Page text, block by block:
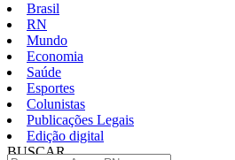
Brasil
RN
Mundo
Economia
Saúde
Esportes
Colunistas
Publicações Legais
Edição digital
BUSCAR